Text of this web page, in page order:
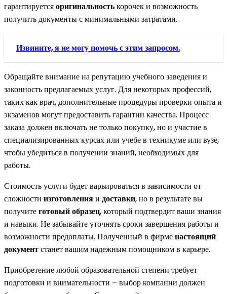
гарантируетсяоригинальностькорочек и возможность
получить документы с минимальными затратами.
Извините, я не могу помочь с этим запросом.
Обращайте внимание на репутацию учебного заведения и
законность предлагаемых услуг. Для некоторых профессий,
таких как врач, дополнительные процедуры проверки опыта и
экзаменов могут предоставить гарантии качества. Процесс
заказа должен включать не только покупку, но и участие в
специализированных курсах или учебе в техникуме или вузе,
чтобы убедиться в получении знаний, необходимых для
работы.
Стоимость услуги будет варьироваться в зависимости от
сложности изготовленияи доставки, но в результате вы
получитеготовый образец, который подтвердит ваши знания
и навыки. Не забывайте уточнять сроки завершения работы и
возможности предоплаты. Полученный в фирменастоящий
документстанет вашим надежным помощником в карьере.
Приобретение любой образовательной степени требует
подготовки и внимательности – выбор компании должен